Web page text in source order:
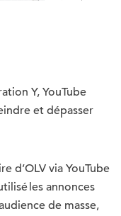
Y, YouTube
et dépasser
d’OLV via YouTube
les annonces
de masse,